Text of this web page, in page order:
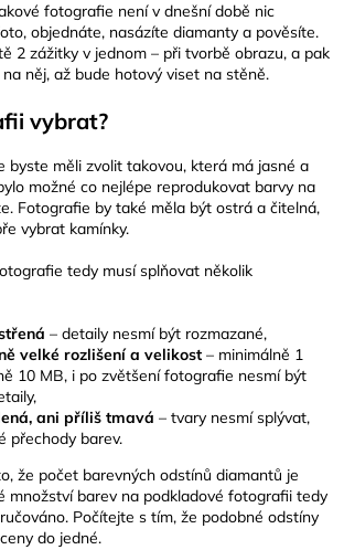
fotografie není v dnešní době nic
objednáte, nasázíte diamanty a pověsíte.
2 zážitky v jednom – při tvorbě obrazu, a pak
něj, až bude hotový viset na stěně.
vybrat?
byste měli zvolit takovou, která má jasné a
možné co nejlépe reprodukovat barvy na
Fotografie by také měla být ostrá a čitelná,
vybrat kamínky.
tedy musí splňovat několik
– detaily nesmí být rozmazané,
velké rozlišení a velikost – minimálně 1
10 MB, i po zvětšení fotografie nesmí být
ani příliš tmavá – tvary nesmí splývat,
přechody barev.
že počet barevných odstínů diamantů je
množství barev na podkladové fotografii tedy
Počítejte s tím, že podobné odstíny
do jedné.